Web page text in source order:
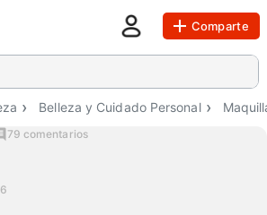
Comparte
Belleza y Cuidado Personal
79 comentarios